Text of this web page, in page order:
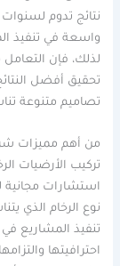
نتائج تدوم
واسعة في تنفيذ
لذلك، فإن
تحقيق أفضل
تصاميم متنوعة
من أهم مميزات
تركيب الأرضيات
استشارات مجانية
نوع الرخام الذي
تنفيذ المشاريع
احترافيتها